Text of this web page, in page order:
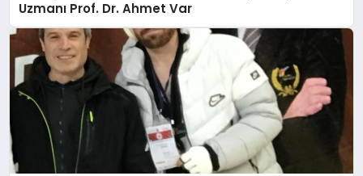
Uzmanı Prof. Dr. Ahmet Var